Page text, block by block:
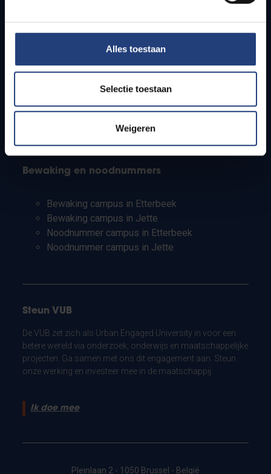
Alles toestaan
Selectie toestaan
Weigeren
Studenten
PhD-studenten
Leerkrachten en secundaire scholen
Bewaking en noodnummers
Bewaking campus in Etterbeek
Bewaking campus in Jette
Noodnummer campus in Etterbeek
Noodnummer campus in Jette
Steun VUB
De VUB zet zich als Urban Engaged University in voor een
betere wereld via onderzoek, onderwijs en maatschappelijke
projecten. Ga samen met ons dit engagement aan. Steun
onze werking en investeer mee in de maatschappij.
Ik doe mee
Pleinlaan 2 - 1050 Brussel - België